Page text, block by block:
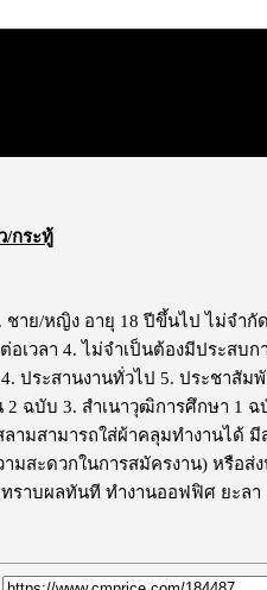
/กระทู้
าย/หญิง อายุ 18 ปีขึ้นไป ไม่จำกั
อเวลา 4. ไม่จำเป็นต้องมีประสบ
ประสานงานทั่วไป 5. ประชาสัม
2 ฉบับ 3. สำเนาวุฒิการศึกษา 1
ามสามารถใส่ผ้าคลุมทำงานได้
มสะดวกในการสมัครงาน) หรือส่ง
ราบผลทันที ทำงานออฟฟิศ ยะลา